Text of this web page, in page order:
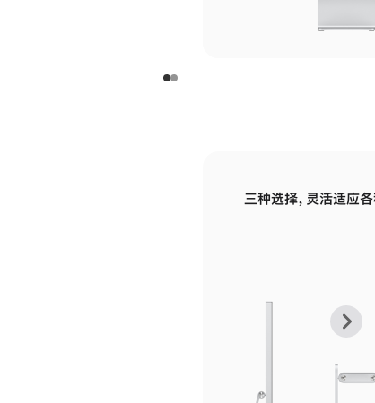
面
面
三种选择，灵活适应各
上
张
下
张